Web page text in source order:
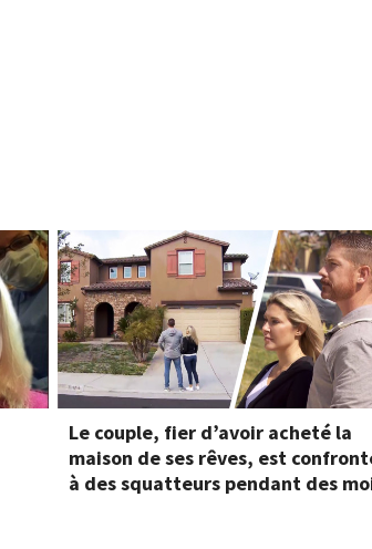
Le couple, fier d’avoir acheté la
maison de ses rêves, est
à des squatteurs pendant des